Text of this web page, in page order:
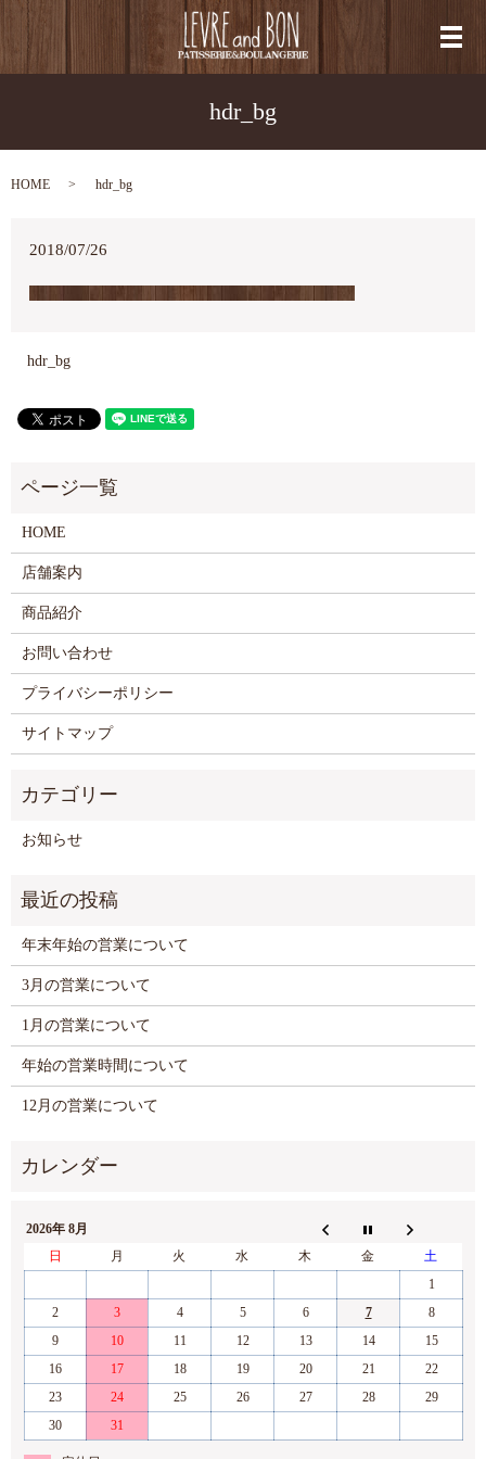
メ
hdr_bg
HOME hdr_bg
2018/07/26
hdr_bg
HOME
店舗案内
商品紹介
お問い合わせ
プライバシーポリシー
サイトマップ
お知らせ
年末年始の営業について
3月の営業について
1月の営業について
年始の営業時間について
12月の営業について
2026年 8月
日
月 火 水 木 金
土
1
2
3 4 5 6 7
8
9
10 11 12 13 14
15
16
17 18 19 20 21
22
23
24 25 26 27 28
29
30
31